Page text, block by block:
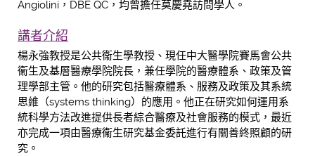
Angiolini，DBE QC，均曾擔任莫慶堯訪問學人。
講者介紹
楊永強教授是公共衞生學教授、現任中大醫學院賽馬會公共
衞生及基層醫療學院院長，兼任學院的醫療體系、政策及管
理學部主管。他的研究包括醫療體系、服務及政策及其系統
思維（systems thinking）的應用。他正在研究如何運用系
統科學方法改進提供長者綜合醫療及社會服務的模式，最近
亦完成一項由醫療衞生研究基金委託進行有關善終照顧的研
究。